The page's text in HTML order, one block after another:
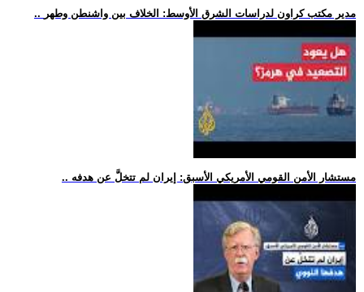
.. مدير مكتب كراون لدراسات الشرق الأوسط: الخلاف بين واشنطن وطهر
.. مستشار الأمن القومي الأمريكي الأسبق: إيران لم تتخلَّ عن هدفه